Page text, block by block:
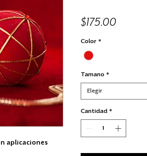
aplicaciones
$175.00
Color *
Tamano *
Elegir
Cantidad *